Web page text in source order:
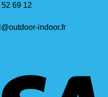
69 12
indoor.fr